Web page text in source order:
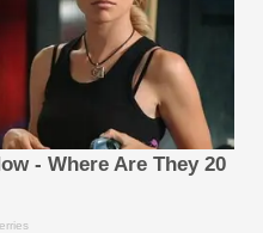
- Where Are They 20